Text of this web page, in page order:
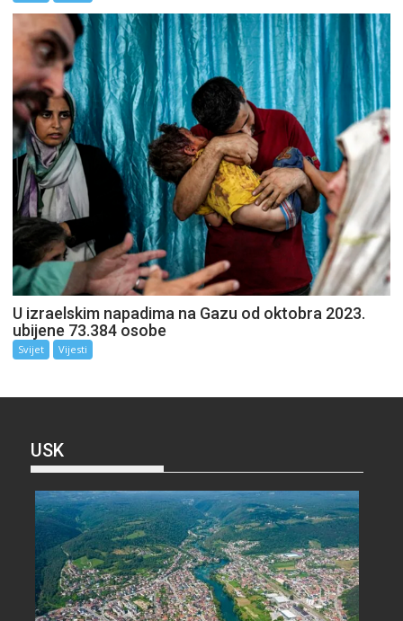
U izraelskim napadima na Gazu od oktobra 2023.
ubijene 73.384 osobe
Svijet Vijesti
USK